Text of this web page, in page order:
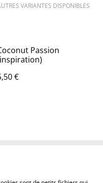
VARIANTES DISPONIBLES
Passion
€
Politique de cookies